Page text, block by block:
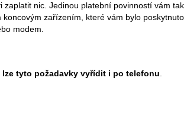
nic. Jedinou platební povinností vám tak
zařízením, které vám bylo poskytnuto
modem.
lze tyto požadavky vyřídit i po telefonu